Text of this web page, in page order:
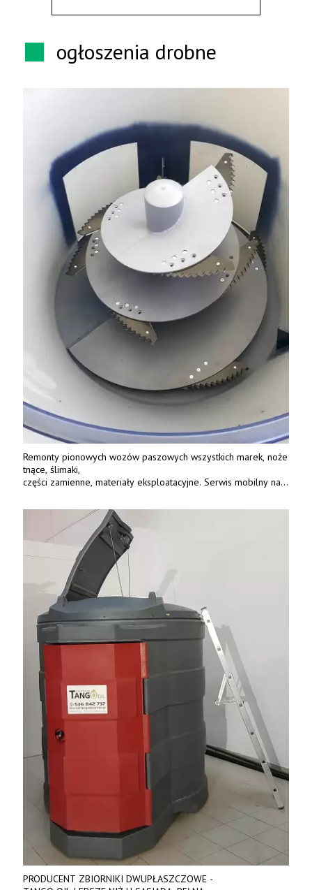
ogłoszenia drobne
Remonty pionowych wozów paszowych wszystkich marek, noże
tnące, ślimaki,
części zamienne, materiały eksploatacyjne. Serwis mobilny na
Tel.: 61 285 38 61, 603 626 688.
PRODUCENT ZBIORNIKI DWUPŁASZCZOWE -